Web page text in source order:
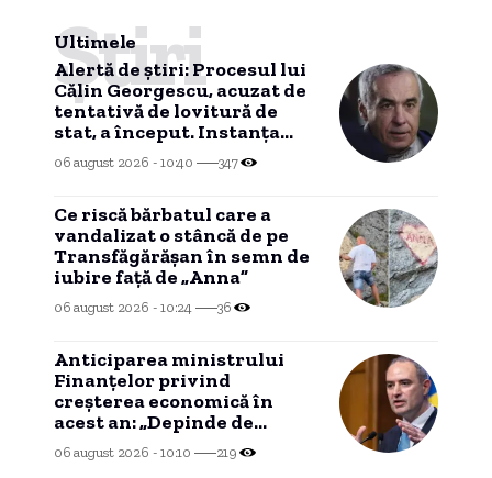
Ultimele
Știri
Alertă de știri: Procesul lui
Călin Georgescu, acuzat de
tentativă de lovitură de
stat, a început. Instanța
supremă confirmă decizia
CAB.
06 august 2026 - 10:40 347
Ce riscă bărbatul care a
vandalizat o stâncă de pe
Transfăgărășan în semn de
iubire față de „Anna”
06 august 2026 - 10:24 36
Anticiparea ministrului
Finanțelor privind
creșterea economică în
acest an: „Depinde de
evoluția în trimestrele III și
IV”
06 august 2026 - 10:10 219